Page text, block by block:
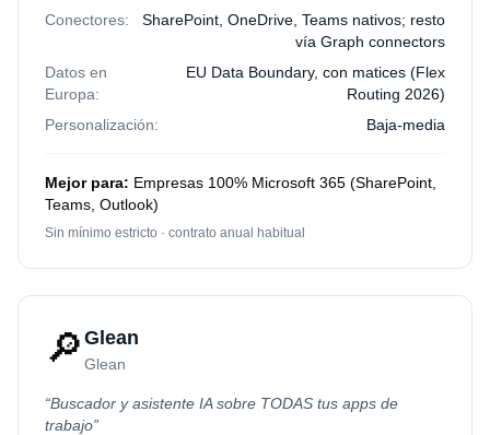
Conectores:
SharePoint, OneDrive, Teams nativos; resto
vía Graph connectors
Datos en
Europa:
EU Data Boundary, con matices (Flex
Routing 2026)
Personalización:
Baja-media
Mejor para: Empresas 100% Microsoft 365 (SharePoint,
Teams, Outlook)
Sin mínimo estricto · contrato anual habitual
🔎 Glean
Glean
“Buscador y asistente IA sobre TODAS tus apps de
trabajo”